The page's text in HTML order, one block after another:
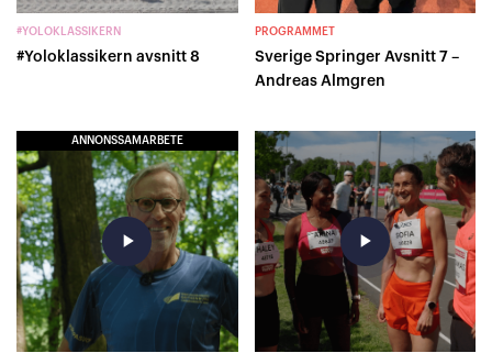
#YOLOKLASSIKERN
#Yoloklassikern avsnitt 8
PROGRAMMET
Sverige Springer Avsnitt 7 –
Andreas Almgren
ANNONSSAMARBETE
play_arrow play_arrow